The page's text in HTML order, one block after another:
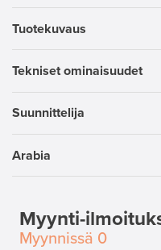
Tuotekuvaus
Tekniset ominaisuudet
Suunnittelija
Arabia
Myynti-
Myynnissä 0